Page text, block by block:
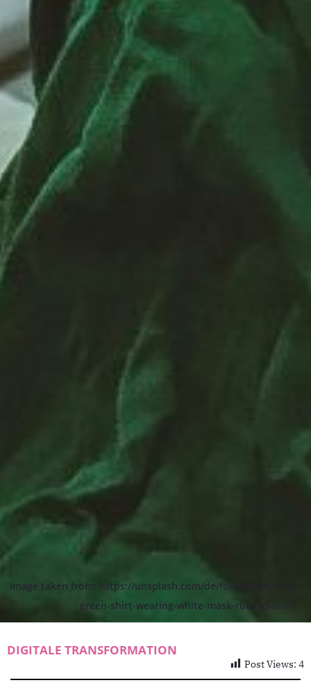
Image taken from: https://unsplash.com/de/fotos/person-in-
green-shirt-wearing-white-mask-rbDE93-0hHs
DIGITALE TRANSFORMATION
Post Views: 4